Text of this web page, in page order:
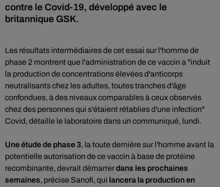
contre le Covid-19, développé avec le
britannique GSK.
Les résultats intermédiaires de cet essai sur l'homme de
phase 2 montrent que l'administration de ce vaccin a "induit
la production de concentrations élevées d'anticorps
neutralisants chez les adultes, toutes tranches d'âge
confondues, à des niveaux comparables à ceux observés
chez des personnes qui s'étaient rétablies d'une infection"
Covid, détaille le laboratoire dans un communiqué, lundi.
Une étude de phase 3, la toute dernière sur l'homme avant la
potentielle autorisation de ce vaccin à base de protéine
recombinante, devrait démarrerdans les prochaines
semaines, précise Sanofi, qui lancera la production en